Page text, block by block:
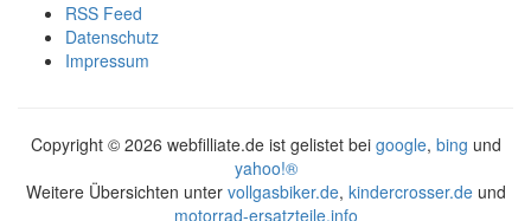
RSS Feed
Datenschutz
Impressum
Copyright © 2026 webfilliate.de ist gelistet bei google, bing und
yahoo!®
Weitere Übersichten unter vollgasbiker.de, kindercrosser.de und
motorrad-ersatzteile.info